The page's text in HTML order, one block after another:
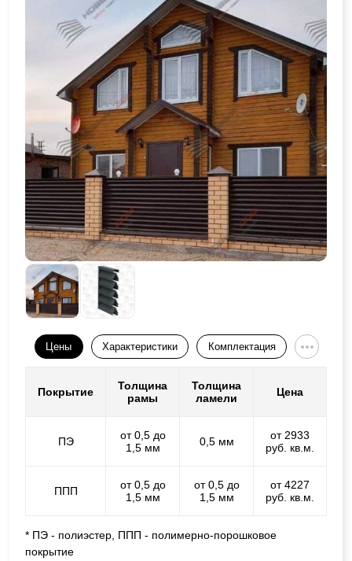
Цены Характеристики Комплектация
Покрытие
Толщина
рамы
Толщина
ламели
Цена
ПЭ
от 0,5 до
1,5 мм
0,5 мм
от 2933
руб. кв.м.
ППП
от 0,5 до
1,5 мм
от 0,5 до
1,5 мм
от 4227
руб. кв.м.
* ПЭ - полиэстер, ППП - полимерно-порошковое
покрытие